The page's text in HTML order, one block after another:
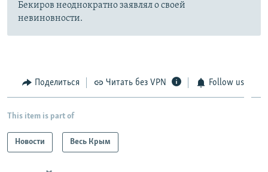
Бекиров неоднократно заявлял о своей
невиновности.
Поделиться Читать без VPN Follow us
This item is part of
Новости Весь Крым